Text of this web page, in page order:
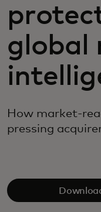
Nyheter og
global
How market-
pressing